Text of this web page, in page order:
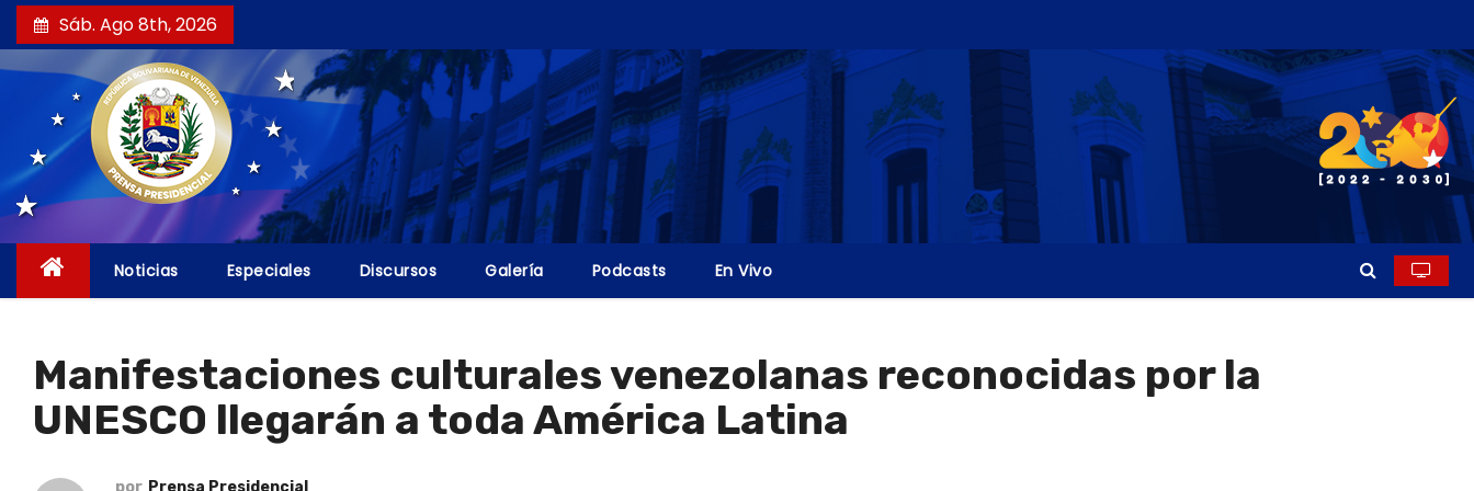
a
l
Sáb. Ago 8th, 2026
Noticias Especiales Discursos Galería Podcasts En Vivo
Manifestaciones culturales venezolanas reconocidas por la
UNESCO llegarán a toda América Latina
por Prensa Presidencial